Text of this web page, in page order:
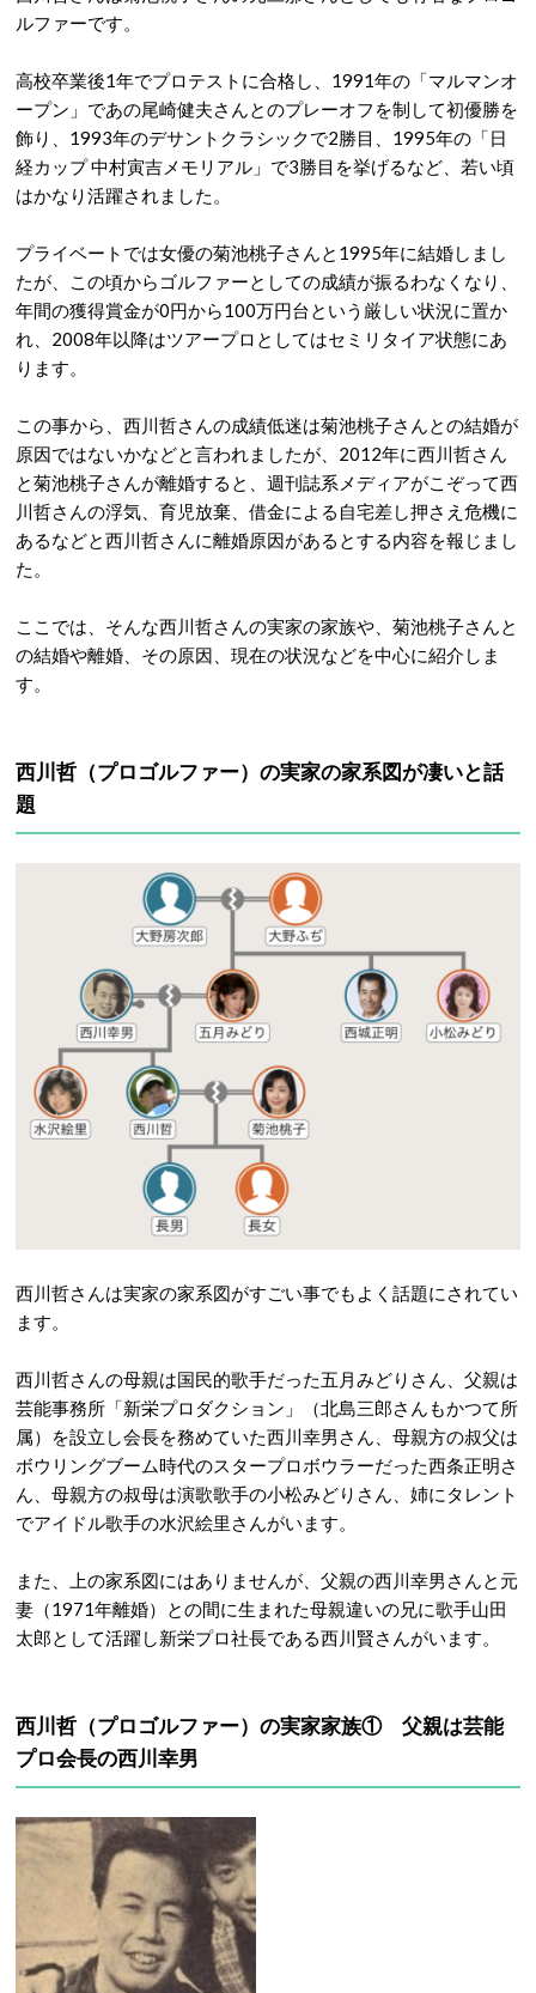
ルファーです。
高校卒業後1年でプロテストに合格し、1991年の「マルマンオ
ープン」であの尾崎健夫さんとのプレーオフを制して初優勝を
飾り、1993年のデサントクラシックで2勝目、1995年の「日
経カップ 中村寅吉メモリアル」で3勝目を挙げるなど、若い頃
はかなり活躍されました。
プライベートでは女優の菊池桃子さんと1995年に結婚しまし
たが、この頃からゴルファーとしての成績が振るわなくなり、
年間の獲得賞金が0円から100万円台という厳しい状況に置か
れ、2008年以降はツアープロとしてはセミリタイア状態にあ
ります。
この事から、西川哲さんの成績低迷は菊池桃子さんとの結婚が
原因ではないかなどと言われましたが、2012年に西川哲さん
と菊池桃子さんが離婚すると、週刊誌系メディアがこぞって西
川哲さんの浮気、育児放棄、借金による自宅差し押さえ危機に
あるなどと西川哲さんに離婚原因があるとする内容を報じまし
た。
ここでは、そんな西川哲さんの実家の家族や、菊池桃子さんと
の結婚や離婚、その原因、現在の状況などを中心に紹介しま
す。
西川哲（プロゴルファー）の実家の家系図が凄いと話
題
西川哲さんは実家の家系図がすごい事でもよく話題にされてい
ます。
西川哲さんの母親は国民的歌手だった五月みどりさん、父親は
芸能事務所「新栄プロダクション」（北島三郎さんもかつて所
属）を設立し会長を務めていた西川幸男さん、母親方の叔父は
ボウリングブーム時代のスタープロボウラーだった西条正明さ
ん、母親方の叔母は演歌歌手の小松みどりさん、姉にタレント
でアイドル歌手の水沢絵里さんがいます。
また、上の家系図にはありませんが、父親の西川幸男さんと元
妻（1971年離婚）との間に生まれた母親違いの兄に歌手山田
太郎として活躍し新栄プロ社長である西川賢さんがいます。
西川哲（プロゴルファー）の実家家族① 父親は芸能
プロ会長の西川幸男